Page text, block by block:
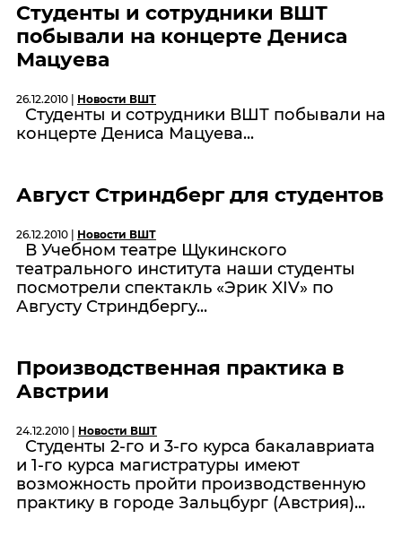
Студенты и сотрудники ВШТ
побывали на концерте Дениса
Мацуева
26.12.2010 | Новости ВШТ
Студенты и сотрудники ВШТ побывали на
концерте Дениса Мацуева...
Август Стриндберг для студентов
26.12.2010 | Новости ВШТ
В Учебном театре Щукинского
театрального института наши студенты
посмотрели спектакль «Эрик XIV» по
Августу Стриндбергу...
Производственная практика в
Австрии
24.12.2010 | Новости ВШТ
Студенты 2-го и 3-го курса бакалавриата
и 1-го курса магистратуры имеют
возможность пройти производственную
практику в городе Зальцбург (Австрия)...